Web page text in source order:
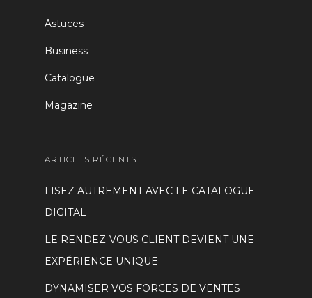
Astuces
Business
Catalogue
Magazine
ARTICLES RÉCENTS
LISEZ AUTREMENT AVEC LE CATALOGUE
DIGITAL
LE RENDEZ-VOUS CLIENT DEVIENT UNE
EXPÉRIENCE UNIQUE
DYNAMISER VOS FORCES DE VENTES